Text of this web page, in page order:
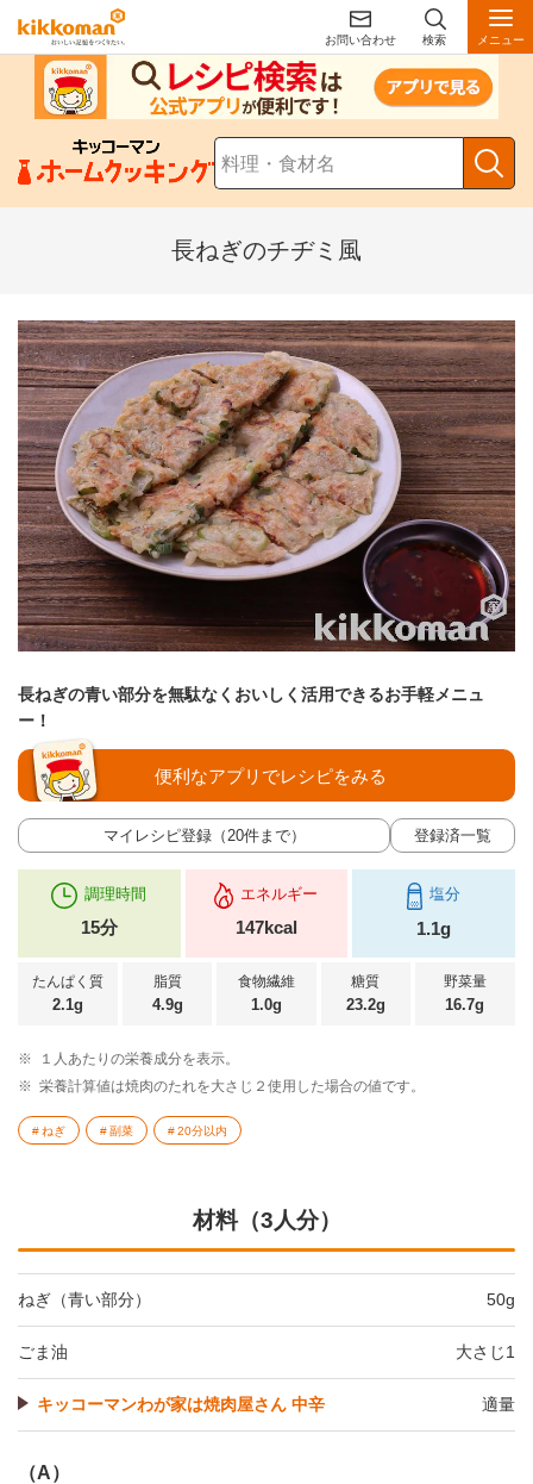
お問い合わせ 検索 メニュー
長ねぎのチヂミ風
長ねぎの青い部分を無駄なくおいしく活用できるお手軽メニュ
ー！
マイレシピ登録（20件まで） 登録済一覧
便利なアプリでレシピをみる
調理時間
15分
エネルギー
147kcal
塩分
1.1g
たんぱく質
2.1g
脂質
4.9g
食物繊維
1.0g
糖質
23.2g
野菜量
16.7g
※
１人あたりの栄養成分を表示。
※ 栄養計算値は焼肉のたれを大さじ２使用した場合の値です。
ねぎ 副菜 20分以内
材料（3人分）
ねぎ（青い部分） 50g
ごま油 大さじ1
キッコーマンわが家は焼肉屋さん 中辛 適量
（A）